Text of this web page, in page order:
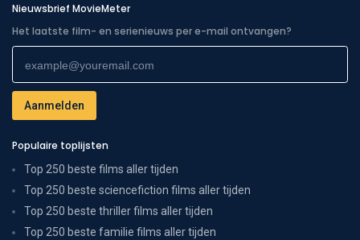
Nieuwsbrief MovieMeter
Het laatste film- en serienieuws per e-mail ontvangen?
Populaire toplijsten
Top 250 beste films aller tijden
Top 250 beste sciencefiction films aller tijden
Top 250 beste thriller films aller tijden
Top 250 beste familie films aller tijden